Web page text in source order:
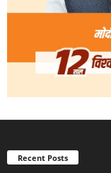
Recent Posts